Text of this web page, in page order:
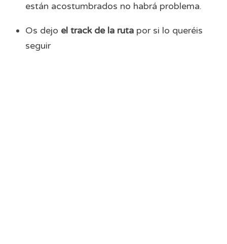
están acostumbrados no habrá problema.
Os dejo el track de la ruta por si lo queréis
seguir